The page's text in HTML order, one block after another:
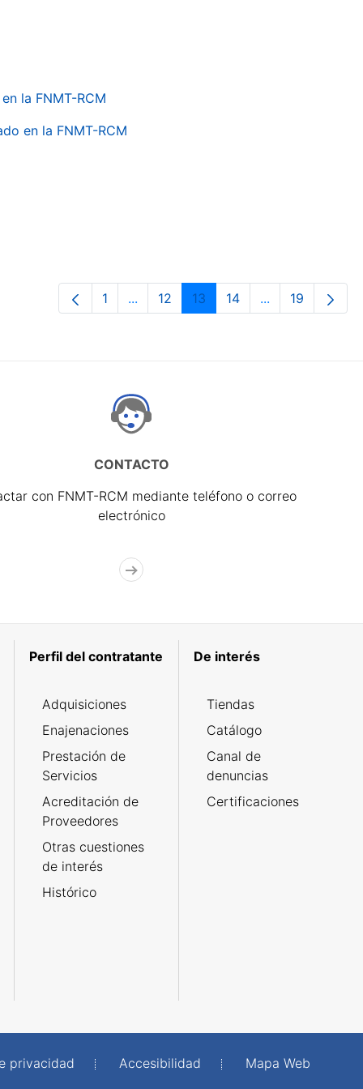
la FNMT-RCM
en la FNMT-RCM
Página
1 ...Páginas intermedias Use TAB para
Página
12 Página
13 Página
14 ...PáginasPágina
19
CONTACTO
con FNMT-RCM mediante teléfono o correo
electrónico
Perfil del contratante
Adquisiciones
Enajenaciones
Prestación de
Servicios
Acreditación de
Proveedores
Otras cuestiones
de interés
Histórico
De interés
Tiendas
Catálogo
Canal de
denuncias
Certificaciones
privacidad Accesibilidad
Mapa Web